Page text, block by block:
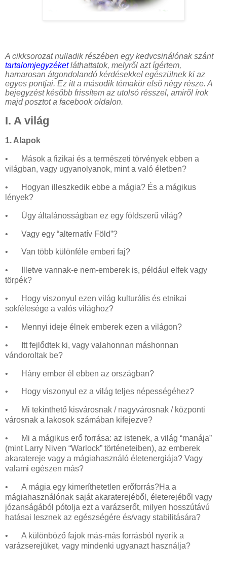
A cikksorozat nulladik részében egy kedvcsinálónak szánt
tartalomjegyzéketláthattatok, melyről azt ígértem,
hamarosan átgondolandó kérdésekkel egészülnek ki az
egyes pontjai. Ez itt a második témakör első négy része. A
bejegyzést később frissítem az utolsó résszel, amiről írok
majd posztot a facebook oldalon.
I. A világ
1. Alapok
•
Mások a fizikai és a természeti törvények ebben a
világban, vagy ugyanolyanok, mint a való életben?
•
Hogyan illeszkedik ebbe a mágia? És a mágikus
lények?
• Úgy általánosságban ez egy földszerű világ?
• Vagy egy “alternatív Föld”?
• Van több különféle emberi faj?
•
Illetve vannak-e nem-emberek is, például elfek vagy
törpék?
•
Hogy viszonyul ezen világ kulturális és etnikai
sokfélesége a valós világhoz?
• Mennyi ideje élnek emberek ezen a világon?
•
Itt fejlődtek ki, vagy valahonnan máshonnan
vándoroltak be?
• Hány ember él ebben az országban?
• Hogy viszonyul ez a világ teljes népességéhez?
•
Mi tekinthető kisvárosnak / nagyvárosnak / központi
városnak a lakosok számában kifejezve?
•
Mi a mágikus erő forrása: az istenek, a világ “manája”
(mint Larry Niven “Warlock” történeteiben), az emberek
akaratereje vagy a mágiahasználó életenergiája? Vagy
valami egészen más?
•
A mágia egy kimeríthetetlen erőforrás?Ha a
mágiahasználónak saját akaraterejéből, életerejéből vagy
józanságából pótolja ezt a varázserőt, milyen hosszútávú
hatásai lesznek az egészségére és/vagy stabilitására?
•
A különböző fajok más-más forrásból nyerik a
varázserejüket, vagy mindenki ugyanazt használja?